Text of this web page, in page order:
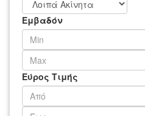
Εμβαδόν
Εύρος Τιμής